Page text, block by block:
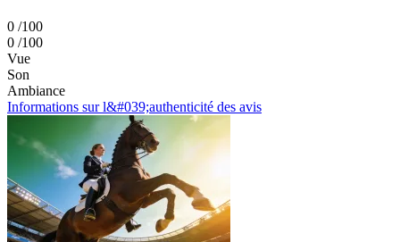
0 /100
0 /100
Vue
Son
Ambiance
Informations sur l&#039;authenticité des avis